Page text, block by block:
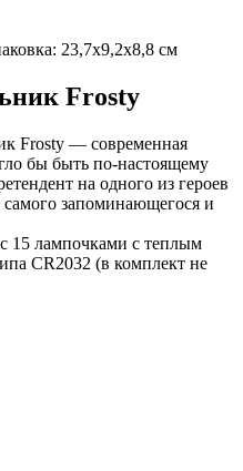
23,7х9,2х8,8 см
Frosty
Frosty — современная
бы быть по-настоящему
на одного из героев
запоминающегося и
15 лампочками с теплым
CR2032 (в комплект не